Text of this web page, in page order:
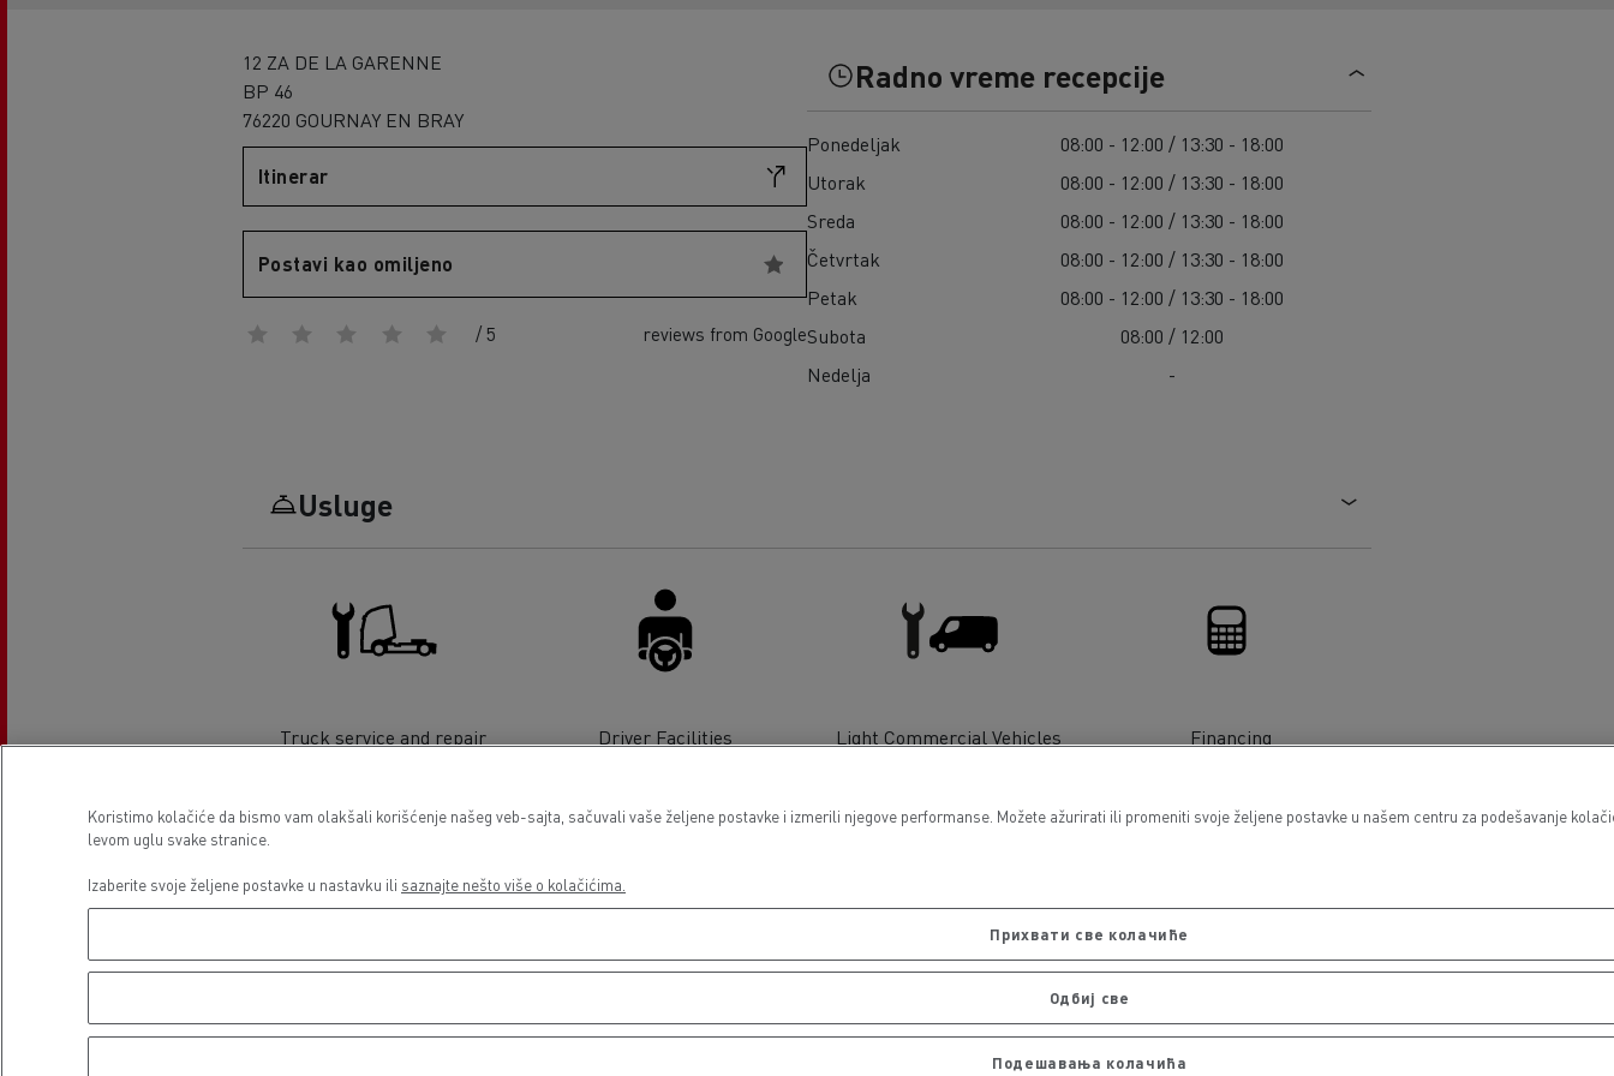
Oprema za lokalne uprave
Hitne i vatrogasne službe
Cena električnih kamiona
Naša 360° potpuno električna ponuda
Pouzdanost električnih kamiona
Feldschlösschen - Carlsberg
Zamrznuti obroci u Španiji
12 ZA DE LA GARENNE
BP 46
76220 GOURNAY EN BRAY
Itinerar
Postavi kao omiljeno
/ 5 reviews from Google
Radno vreme recepcije
Ponedeljak
08:00 - 12:00 / 13:30 - 18:00
Utorak
08:00 - 12:00 / 13:30 - 18:00
Sreda
08:00 - 12:00 / 13:30 - 18:00
Četvrtak
08:00 - 12:00 / 13:30 - 18:00
Petak
08:00 - 12:00 / 13:30 - 18:00
Subota
08:00 / 12:00
Nedelja
-
Usluge
Truck service and repair Driver Facilities
Light Commercial Vehicles
Financing
Koristimo kolačiće da bismo vam olakšali korišćenje našeg veb-sajta, sačuvali vaše željene postavke i izmerili njegove performanse. Možete ažurirati ili promeniti svoje željene postavke u našem centru za podešavanje
levom uglu svake stranice.
Izaberite svoje željene postavke u nastavku ili saznajte nešto više o kolačićima.
Прихвати све колачиће
Одбиј све
Подешавања колачића